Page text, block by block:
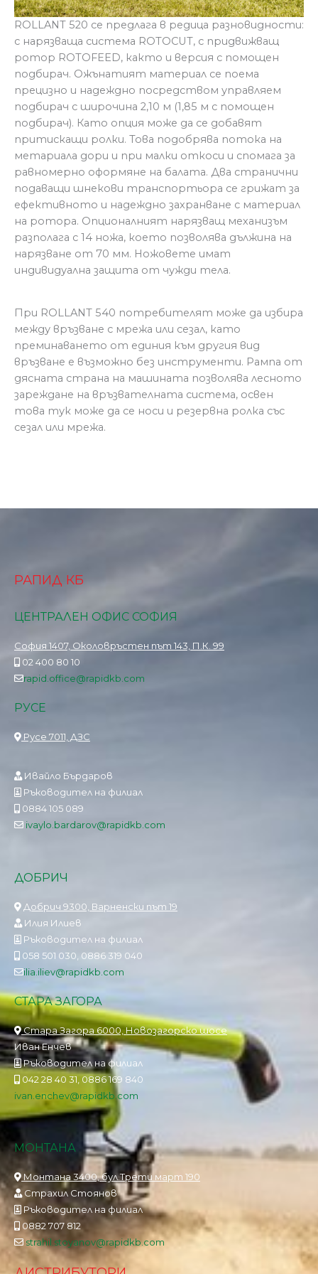
ROLLANT 520 се предлага в редица разновидности:
с нарязваща система ROTOCUT, с придвижващ
ротор ROTOFEED, както и версия с помощен
подбирач. Ожънатият материал се поема
прецизно и надеждно посредством управляем
подбирач с широчина 2,10 м (1,85 м с помощен
подбирач). Като опция може да се добавят
притискащи ролки. Това подобрява потока на
метариала дори и при малки откоси и спомага за
равномерно оформяне на балата. Два странични
подаващи шнекови транспортьора се грижат за
ефективното и надеждно захранване с материал
на ротора. Опционалният нарязващ механизъм
разполага с 14 ножа, което позволява дължина на
нарязване от 70 мм. Ножовете имат
индивидуална защита от чужди тела.
При ROLLANT 540 потребителят може да избира
между връзване с мрежа или сезал, като
преминаването от единия към другия вид
връзване е възможно без инструменти. Рампа от
дясната страна на машината позволява лесното
зареждане на връзвателната система, освен
това тук може да се носи и резервна ролка със
сезал или мрежа.
РАПИД КБ
ЦЕНТРАЛЕН ОФИС СОФИЯ
София 1407, Околовръстен път 143, П.К. 99
02 400 80 10
rapid.office@rapidkb.com
РУСЕ
Русе 7011, ДЗС
Ивайло Бърдаров
Ръководител на филиал
0884 105 089
ivaylo.bardarov@rapidkb.com
ДОБРИЧ
Добрич 9300, Варненски път 19
Илия Илиев
Ръководител на филиал
058 501 030, 0886 319 040
ilia.iliev@rapidkb.com
СТАРА ЗАГОРА
Стара Загора 6000, Новозагорско шосе
Иван Енчев
Ръководител на филиал
042 28 40 31, 0886 169 840
ivan.enchev@rapidkb.com
МОНТАНА
Монтана 3400, бул.Трети март 190
Страхил Стоянов
Ръководител на филиал
0882 707 812
strahil.stoyanov@rapidkb.com